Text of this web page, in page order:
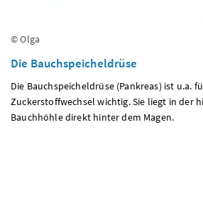
© Olga
Die Bauchspeicheldrüse
Die Bauchspeicheldrüse (Pankreas) ist u.a.
Zuckerstoffwechsel wichtig. Sie liegt in der
Bauchhöhle direkt hinter dem Magen.